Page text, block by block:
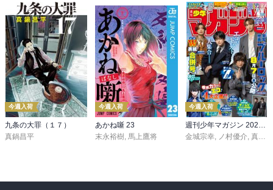
今週入荷
九条の大罪（１７）
真鍋昌平
今週入荷
あかね噺 23
末永裕樹, 馬上鷹将
今週入荷
週刊少年マガジン 2026年36・37号[2026年8月5日発売]
金城宗幸, ノ村優介, 真島ヒロ